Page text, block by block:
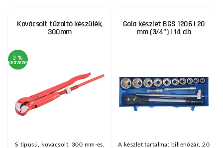
Kovácsolt tűzoltó készülék,
300mm
3 %
KEDVEZMÉNY
S típusú, kovácsolt, 300 mm-es,
Gola készlet BGS 1206 | 20
mm (3/4") | 14 db
A készlet tartalma: billenőzár, 20